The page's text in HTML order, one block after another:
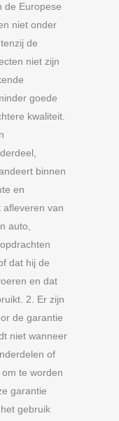
de Europese
niet onder
de
niet zijn
goede
kwaliteit.
binnen
en
van
auto,
dat hij de
en dat
2. Er zijn
de garantie
niet wanneer
of
te worden
garantie
gebruik